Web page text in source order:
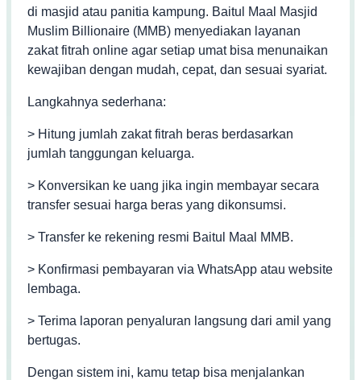
di masjid atau panitia kampung. Baitul Maal Masjid
Muslim Billionaire (MMB) menyediakan layanan
zakat fitrah online agar setiap umat bisa menunaikan
kewajiban dengan mudah, cepat, dan sesuai syariat.
Langkahnya sederhana:
> Hitung jumlah zakat fitrah beras berdasarkan
jumlah tanggungan keluarga.
> Konversikan ke uang jika ingin membayar secara
transfer sesuai harga beras yang dikonsumsi.
> Transfer ke rekening resmi Baitul Maal MMB.
> Konfirmasi pembayaran via WhatsApp atau website
lembaga.
> Terima laporan penyaluran langsung dari amil yang
bertugas.
Dengan sistem ini, kamu tetap bisa menjalankan